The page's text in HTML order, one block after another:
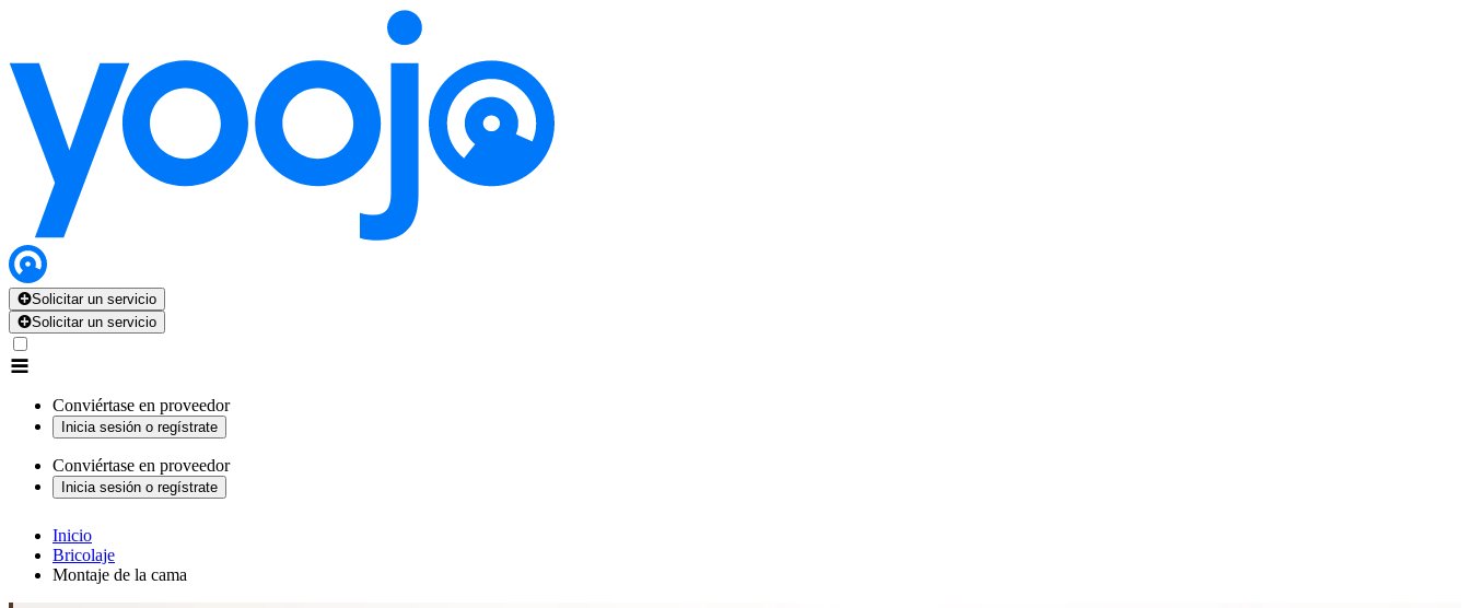
Solicitar un servicio
Solicitar un servicio
Conviértase en proveedor
Inicia sesión o regístrate
Conviértase en proveedor
Inicia sesión o regístrate
Inicio
Bricolaje
Montaje de la cama